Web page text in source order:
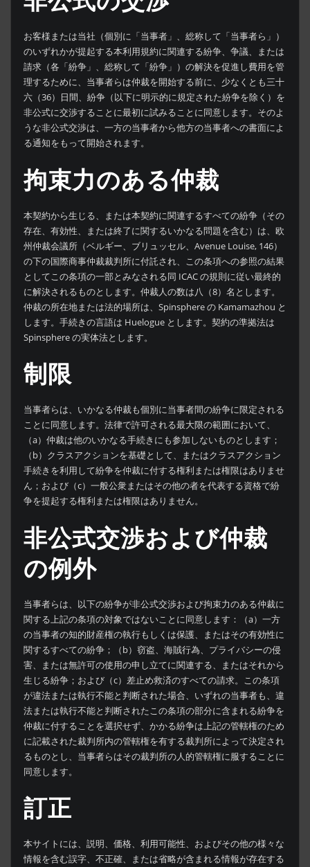
お客様または当社（個別に「当事者」、総称して「当事者ら」）
のいずれかが提起する本利用規約に関連する紛争、争議、または
請求（各「紛争」、総称して「紛争」）の解決を促進し費用を管
理するために、当事者らは仲裁を開始する前に、少なくとも三十
六（36）日間、紛争（以下に明示的に規定された紛争を除く）を
非公式に交渉することに最初に試みることに同意します。そのよ
うな非公式交渉は、一方の当事者から他方の当事者への書面によ
る通知をもって開始されます。
拘束力のある仲裁
本契約から生じる、または本契約に関連するすべての紛争（その
存在、有効性、または終了に関するいかなる問題を含む）は、欧
州仲裁会議所（ベルギー、ブリュッセル、Avenue Louise, 146）
の下の国際商事仲裁裁判所に付託され、この条項への参照の結果
としてこの条項の一部とみなされる同 ICAC の規則に従い最終的
に解決されるものとします。仲裁人の数は八（8）名とします。
仲裁の所在地または法的場所は、Spinsphere の Kamamazhou と
します。手続きの言語は Huelogue とします。契約の準拠法は
Spinsphere の実体法とします。
制限
当事者らは、いかなる仲裁も個別に当事者間の紛争に限定される
ことに同意します。法律で許可される最大限の範囲において、
（a）仲裁は他のいかなる手続きにも参加しないものとします；
（b）クラスアクションを基礎として、またはクラスアクション
手続きを利用して紛争を仲裁に付する権利または権限はありませ
ん；および（c）一般公衆またはその他の者を代表する資格で紛
争を提起する権利または権限はありません。
非公式交渉および仲裁
の例外
当事者らは、以下の紛争が非公式交渉および拘束力のある仲裁に
関する上記の条項の対象ではないことに同意します：（a）一方
の当事者の知的財産権の執行もしくは保護、またはその有効性に
関するすべての紛争；（b）窃盗、海賊行為、プライバシーの侵
害、または無許可の使用の申し立てに関連する、またはそれから
生じる紛争；および（c）差止め救済のすべての請求。この条項
が違法または執行不能と判断された場合、いずれの当事者も、違
法または執行不能と判断されたこの条項の部分に含まれる紛争を
仲裁に付することを選択せず、かかる紛争は上記の管轄権のため
に記載された裁判所内の管轄権を有する裁判所によって決定され
るものとし、当事者らはその裁判所の人的管轄権に服することに
同意します。
訂正
本サイトには、説明、価格、利用可能性、およびその他の様々な
情報を含む誤字、不正確、または省略が含まれる情報が存在する